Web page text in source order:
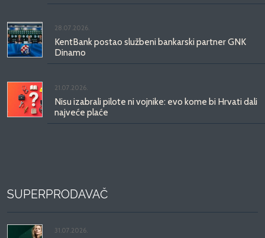
28.07.2026.
KentBank postao službeni bankarski partner GNK
Dinamo
21.07.2026.
Nisu izabrali pilote ni vojnike: evo kome bi Hrvati dali
najveće plaće
SUPERPRODAVAČ
31.07.2026.